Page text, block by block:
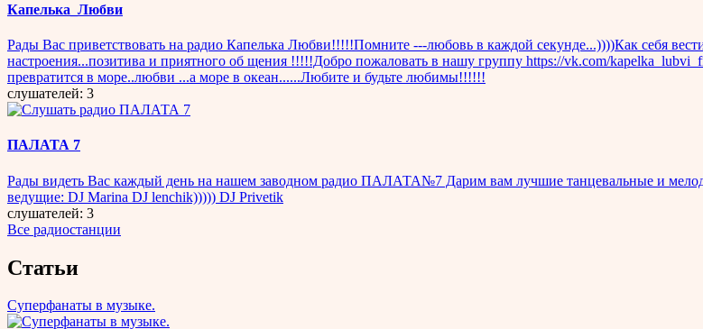
Капелька_Любви
Рады Вас приветствовать на радио Капелька Любви!!!!!Помните ---любовь в каждой секунде...))))Как себя
настроения...позитива и приятного об щения !!!!!Добро пожаловать в нашу группу https://vk.com/
превратится в море..любви ...а море в океан......Любите и будьте любимы!!!!!!
слушателей: 3
ПАЛАТА 7
Рады видеть Вас каждый день на нашем заводном радио ПАЛАТА№7 Дарим вам лучшие танцевальные и
ведущие: DJ Marina DJ lenchik))))) DJ Privetik
слушателей: 3
Все радиостанции
Статьи
Суперфанаты в музыке.